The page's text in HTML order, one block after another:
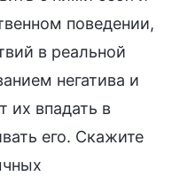
поведении,
в реальной
негатива и
их впадать в
его. Скажите